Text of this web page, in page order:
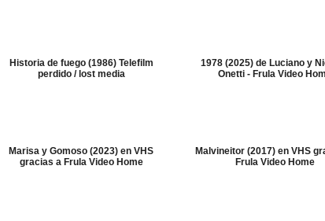
Historia de fuego (1986) Telefilm
perdido / lost media
1978 (2025) de Luciano y
Onetti - Frula Video
Marisa y Gomoso (2023) en VHS
gracias a Frula Video Home
Malvineitor (2017) en VHS
Frula Video Home